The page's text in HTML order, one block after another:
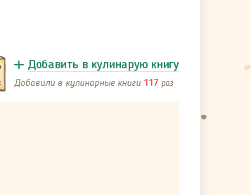
Добавить в кулинарую книгу
Добавили в кулинарные книги 117 раз